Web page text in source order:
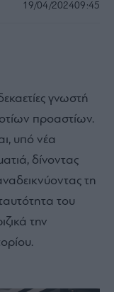
19/04/202409:45
γνωστή
προαστίων.
υπό νέα
δίνοντας
τη
του
την